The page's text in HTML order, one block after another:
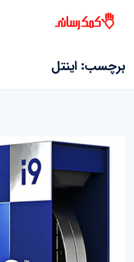
برچسب: اینتل